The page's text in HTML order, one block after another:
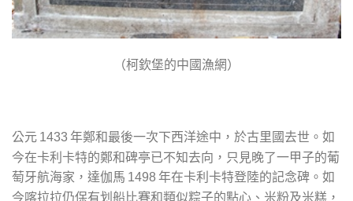
（柯欽堡的中國漁網）
公元 1433 年鄭和最後一次下西洋途中，於古里國去世。如
今在卡利卡特的鄭和碑亭已不知去向，只見晚了一甲子的葡
萄牙航海家，達伽馬 1498 年在卡利卡特登陸的記念碑。如
今喀拉拉仍保有划船比賽和類似粽子的點心、米粉及米糕，